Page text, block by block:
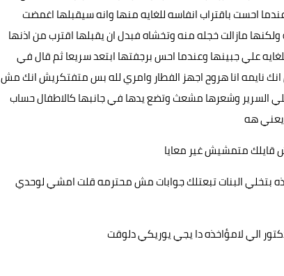
احست باقتراب انفاسه للغايه منها وانه سيقبلها اغمضت
مازالت خجله منه وتخشاه فبدل ان يقبلها اقترب من اذنها
علي جبينها وعندما احس برجفتها ابتعد سريعا ثم قال في
انا هروح اجهز الفطار وامري لله بس متفتكريش انك مش
السرير وشعرها مشعث وتضع يدها في جانبها كالاطفال حساب
يعني هه
قايلك متمشيش غير معايا
بتخلي البنات تبعتلك جوابات مش محترمه قلت امشي لوحدي
الي لامؤاخذه دا يجي يوريكي دلوقت